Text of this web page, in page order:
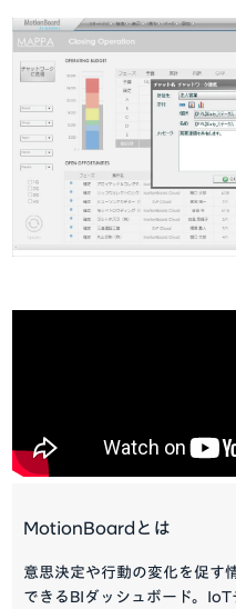
MotionBoardとは
意思決定や行動の変化を促す
できるBIダッシュボード。